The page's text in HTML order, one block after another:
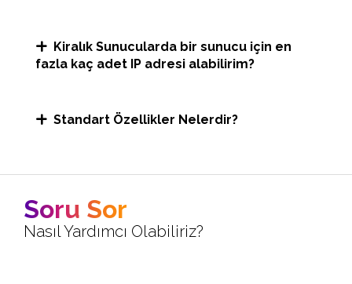
Kiralık Sunucularda bir sunucu için en
fazla kaç adet IP adresi alabilirim?
Standart Özellikler Nelerdir?
Soru Sor
Nasıl Yardımcı Olabiliriz?